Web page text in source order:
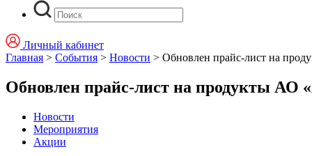
Личный кабинет
Главная > События > Новости > Обновлен прайс-лист на
Обновлен прайс-лист на продукты АО
Новости
Мероприятия
Акции